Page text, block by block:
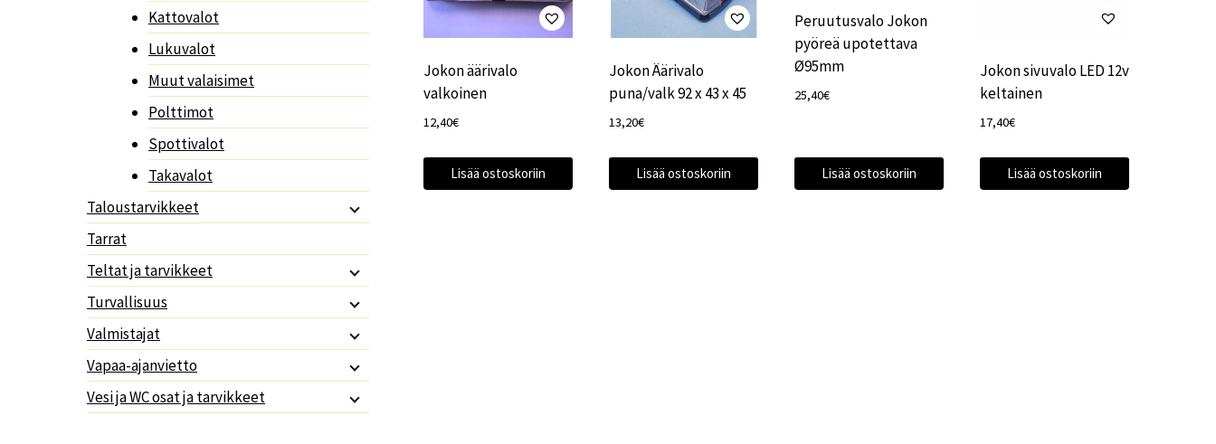
Jokon äärivalo
valkoinen
12,40€
Lisää ostoskoriin
Jokon Äärivalo
puna/valk 92 x 43 x 45
13,20€
Lisää ostoskoriin
Peruutusvalo Jokon
pyöreä upotettava
Ø95mm
25,40€
Lisää ostoskoriin
Jokon sivuvalo LED 12v
keltainen
17,40€
Lisää ostoskoriin
Kattovalot
Lukuvalot
Muut valaisimet
Polttimot
Spottivalot
Takavalot
Taloustarvikkeet
Tarrat
Teltat ja tarvikkeet
Turvallisuus
Valmistajat
Vapaa-ajanvietto
Vesi ja WC osat ja tarvikkeet